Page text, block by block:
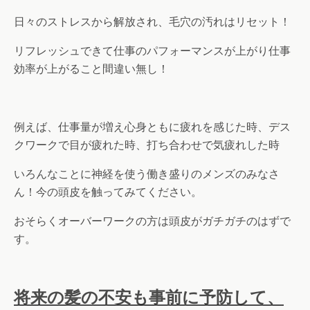
日々のストレスから解放され、毛穴の汚れはリセット！
リフレッシュできて仕事のパフォーマンスが上がり仕事
効率が上がること間違い無し！
例えば、仕事量が増え心身ともに疲れを感じた時、デス
クワークで目が疲れた時、打ち合わせで気疲れした時
いろんなことに神経を使う働き盛りのメンズのみなさ
ん！今の頭皮を触ってみてください。
おそらくオーバーワークの方は頭皮がガチガチのはずで
す。
将来の髪の不安も事前に予防して、